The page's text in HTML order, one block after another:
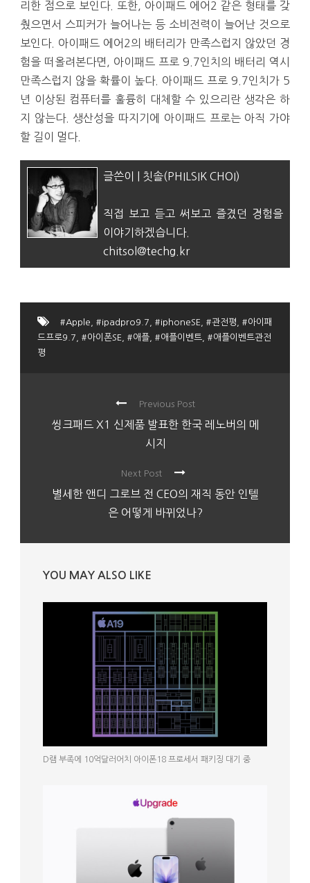
리한 점으로 보인다. 또한, 아이패드 에어2 같은 형태를 갖
췄으면서 스피커가 늘어나는 등 소비전력이 늘어난 것으로
보인다. 아이패드 에어2의 배터리가 만족스럽지 않았던 경
험을 떠올려본다면, 아이패드 프로 9.7인치의 배터리 역시
만족스럽지 않을 확률이 높다. 아이패드 프로 9.7인치가 5
년 이상된 컴퓨터를 훌륭히 대체할 수 있으리란 생각은 하
지 않는다. 생산성을 따지기에 아이패드 프로는 아직 가야
할 길이 멀다.
글쓴이 | 칫솔(PHILSIK CHOI)
직접 보고 듣고 써보고 즐겼던 경험을
이야기하겠습니다.
chitsol@techg.kr
#Apple #ipadpro9.7 #iphoneSE #관전평
#아이패
드프로9.7
#아이폰SE #애플 #애플이벤트
#애플이벤트관전
평
Previous Post
씽크패드 X1 신제품 발표한 한국 레노버의 메
시지
Next Post
별세한 앤디 그로브 전 CEO의 재직 동안 인텔
은 어떻게 바뀌었나?
YOU MAY ALSO LIKE
D램 부족에 10억달러어치 아이폰18 프로세서 패키징 대기 중